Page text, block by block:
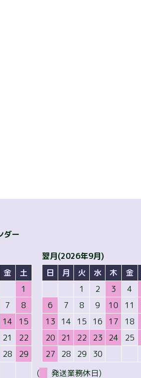
ダー
金
土
1
7
8
14
15
21
22
28
29
翌月(2026年9月)
日
月 火 水 木 金
1
2 3 4
6
7 8 9 10 11
13
14 15 16 17 18
20
21 22 23 24 25
27
28 29
30
(
発送業務休日)